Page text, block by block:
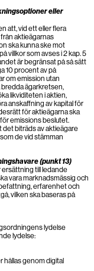
eller
att, vid ett eller flera
aktieägarnas
ska kunna ske mot
villkor som avses i 2 kap. 5
är begränsat på så sätt
10 procent av på
om emission utan
ägarkretsen,
likviditeten i aktien,
anskaffning av kapital för
för aktieägarna ska
emissions beslutet.
biträds av aktieägare
de vid stämman
(punkt 13)
till ledande
vara marknadsmässig och
erfarenhet och
vilken ska baseras på
lydelse
lydelse:
hållas genom digital